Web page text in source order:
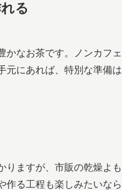
る
なお茶です。ノンカフ
にあれば、特別な準備
ますが、市販の乾燥よ
る工程も楽しみたいな